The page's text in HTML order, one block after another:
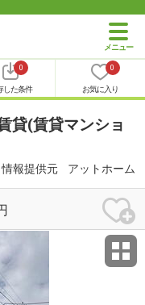
0
した条件
0
お気に入り
貸(賃貸マンショ
情報提供元 アットホーム